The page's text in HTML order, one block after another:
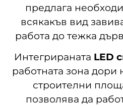
предлага
всякакъв вид
работа до тежка
Интегрираната LED
работната зона дори
строителни
позволява да